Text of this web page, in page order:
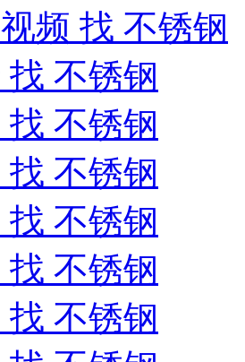
频 找 不锈钢
找 不锈钢
找 不锈钢
找 不锈钢
找 不锈钢
找 不锈钢
找 不锈钢